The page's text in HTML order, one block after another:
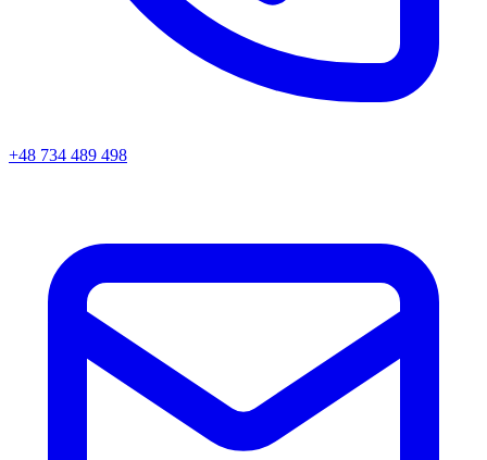
+48 734 489 498